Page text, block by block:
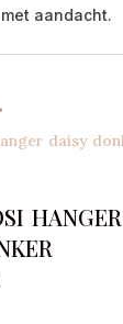
aandacht.
hanger